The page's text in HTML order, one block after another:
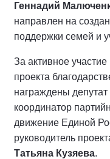
Геннадий
направлен на
поддержки семей и
За активное
проекта
награждены
координатор
движение Единой
руководитель
Татьяна Кузяева.